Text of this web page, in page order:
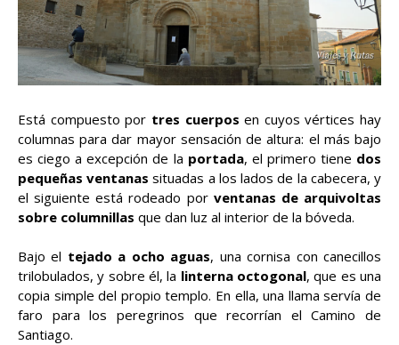
Está compuesto por tres cuerpos en cuyos vértices hay
columnas para dar mayor sensación de altura: el más bajo
es ciego a excepción de la portada, el primero tiene dos
pequeñas ventanas situadas a los lados de la cabecera, y
el siguiente está rodeado por ventanas de arquivoltas
sobre columnillas que dan luz al interior de la bóveda.
Bajo el tejado a ocho aguas, una cornisa con canecillos
trilobulados, y sobre él, la linterna octogonal, que es una
copia simple del propio templo. En ella, una llama servía de
faro para los peregrinos que recorrían el Camino de
Santiago.